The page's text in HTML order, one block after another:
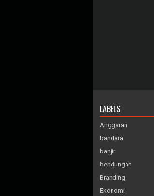
LABELS
Anggaran
bandara
banjir
bendungan
Branding
Ekonomi